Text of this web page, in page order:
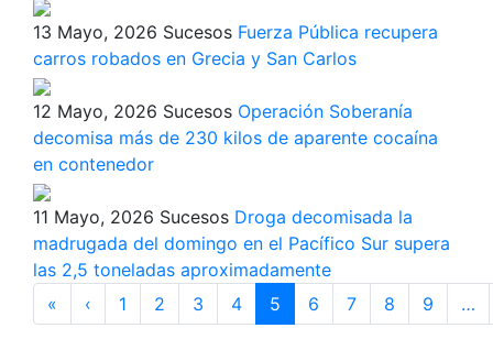
13 Mayo, 2026 Sucesos Fuerza Pública recupera
carros robados en Grecia y San Carlos
12 Mayo, 2026 Sucesos Operación Soberanía
decomisa más de 230 kilos de aparente cocaína
en contenedor
11 Mayo, 2026 Sucesos Droga decomisada la
madrugada del domingo en el Pacífico Sur supera
las 2,5 toneladas aproximadamente
Paginación
« Primera
página
‹ Página
anterior
1 2 3 4 5 6 7 8 9 …